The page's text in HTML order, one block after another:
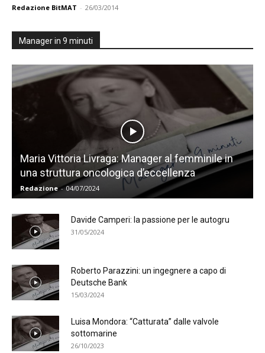
Redazione BitMAT - 26/03/2014
Manager in 9 minuti
Maria Vittoria Livraga: Manager al femminile in
una struttura oncologica d’eccellenza
Redazione - 04/07/2024
Davide Camperi: la passione per le autogru
31/05/2024
Roberto Parazzini: un ingegnere a capo di
Deutsche Bank
15/03/2024
Luisa Mondora: “Catturata” dalle valvole
sottomarine
26/10/2023